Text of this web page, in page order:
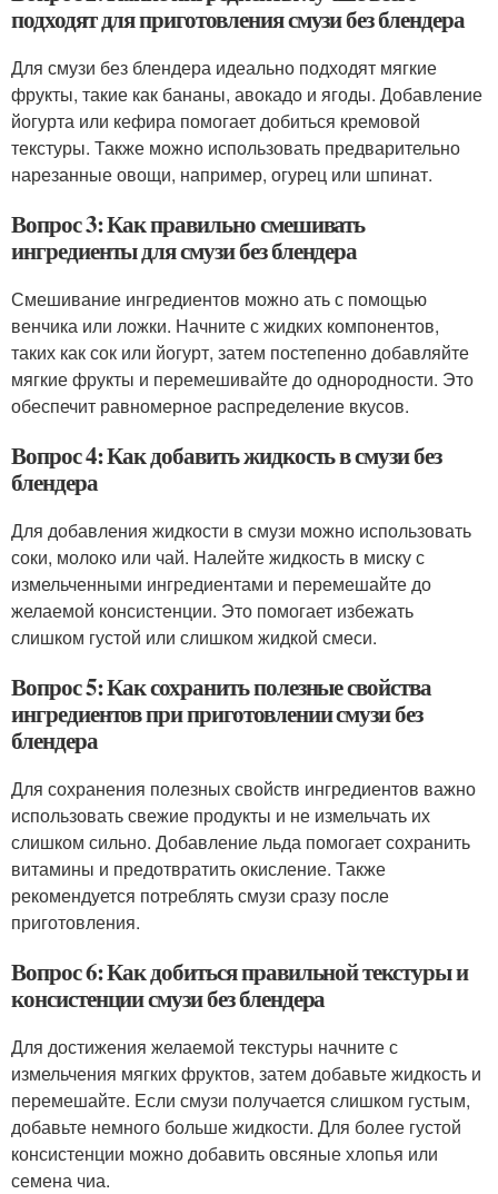
подходят для приготовления смузи без блендера
Для смузи без блендера идеально подходят мягкие
фрукты, такие как бананы, авокадо и ягоды. Добавление
йогурта или кефира помогает добиться кремовой
текстуры. Также можно использовать предварительно
нарезанные овощи, например, огурец или шпинат.
Вопрос 3: Как правильно смешивать
ингредиенты для смузи без блендера
Смешивание ингредиентов можно ать с помощью
венчика или ложки. Начните с жидких компонентов,
таких как сок или йогурт, затем постепенно добавляйте
мягкие фрукты и перемешивайте до однородности. Это
обеспечит равномерное распределение вкусов.
Вопрос 4: Как добавить жидкость в смузи без
блендера
Для добавления жидкости в смузи можно использовать
соки, молоко или чай. Налейте жидкость в миску с
измельченными ингредиентами и перемешайте до
желаемой консистенции. Это помогает избежать
слишком густой или слишком жидкой смеси.
Вопрос 5: Как сохранить полезные свойства
ингредиентов при приготовлении смузи без
блендера
Для сохранения полезных свойств ингредиентов важно
использовать свежие продукты и не измельчать их
слишком сильно. Добавление льда помогает сохранить
витамины и предотвратить окисление. Также
рекомендуется потреблять смузи сразу после
приготовления.
Вопрос 6: Как добиться правильной текстуры и
консистенции смузи без блендера
Для достижения желаемой текстуры начните с
измельчения мягких фруктов, затем добавьте жидкость и
перемешайте. Если смузи получается слишком густым,
добавьте немного больше жидкости. Для более густой
консистенции можно добавить овсяные хлопья или
семена чиа.